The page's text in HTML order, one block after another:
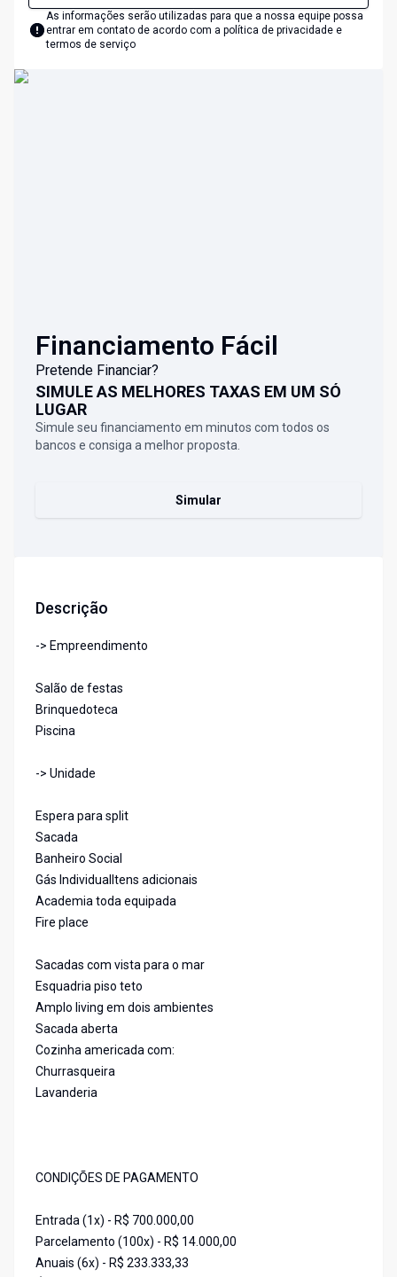
As informações serão utilizadas para que a nossa equipe possa
entrar em contato de acordo com a política de privacidade e
termos de serviço
Financiamento Fácil
Pretende Financiar?
SIMULE AS MELHORES TAXAS EM UM SÓ
LUGAR
Simule seu financiamento em minutos com todos os
bancos e consiga a melhor proposta.
Simular
Descrição
-> Empreendimento
Salão de festas
Brinquedoteca
Piscina
-> Unidade
Espera para split
Sacada
Banheiro Social
Gás IndividualItens adicionais
Academia toda equipada
Fire place
Sacadas com vista para o mar
Esquadria piso teto
Amplo living em dois ambientes
Sacada aberta
Cozinha americada com:
Churrasqueira
Lavanderia
CONDIÇÕES DE PAGAMENTO
Entrada (1x) - R$ 700.000,00
Parcelamento (100x) - R$ 14.000,00
Anuais (6x) - R$ 233.333,33